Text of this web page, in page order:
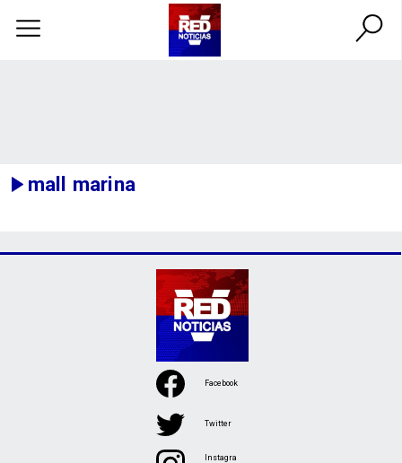
mall marina
Facebook
Twitter
Instagra